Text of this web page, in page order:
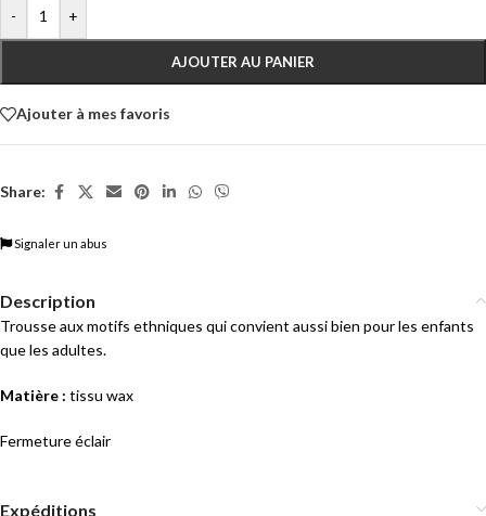
- +
AJOUTER AU PANIER
Ajouter à mes favoris
Share:
Signaler un abus
Description
Trousse aux motifs ethniques qui convient aussi bien pour les enfants
que les adultes.
Matière : tissu wax
Fermeture éclair
Expéditions